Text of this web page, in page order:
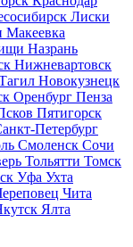
Лиски
Макеевка
Назрань
Нижневартовск
Новокузнецк
Оренбург Пенза
Пятигорск
Петербург
Смоленск Сочи
Тольятти Томск
Уфа Ухта
Чита
Ялта